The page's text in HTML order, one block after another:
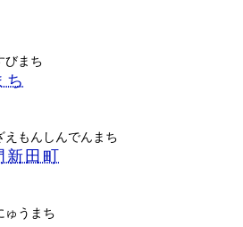
びまち
ち
えもんしんでんまち
新田町
ゅうまち